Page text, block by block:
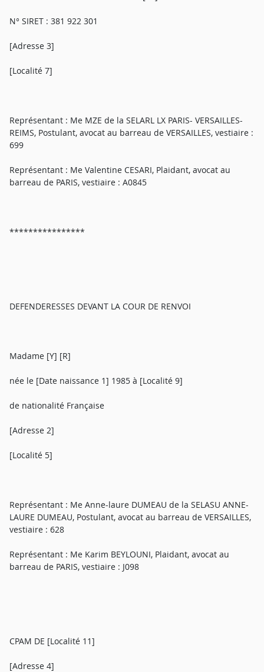
N° SIRET : 381 922 301
[Adresse 3]
[Localité 7]
Représentant : Me MZE de la SELARL LX PARIS- VERSAILLES-
REIMS, Postulant, avocat au barreau de VERSAILLES, vestiaire :
699
Représentant : Me Valentine CESARI, Plaidant, avocat au
barreau de PARIS, vestiaire : A0845
****************
DEFENDERESSES DEVANT LA COUR DE RENVOI
Madame [Y] [R]
née le [Date naissance 1] 1985 à [Localité 9]
de nationalité Française
[Adresse 2]
[Localité 5]
Représentant : Me Anne-laure DUMEAU de la SELASU ANNE-
LAURE DUMEAU, Postulant, avocat au barreau de VERSAILLES,
vestiaire : 628
Représentant : Me Karim BEYLOUNI, Plaidant, avocat au
barreau de PARIS, vestiaire : J098
CPAM DE [Localité 11]
[Adresse 4]